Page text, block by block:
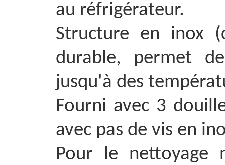
au réfrigérateur.
Structure en inox
durable, permet
jusqu'à des
Fourni avec 3
avec pas de vis en
Pour le nettoyage